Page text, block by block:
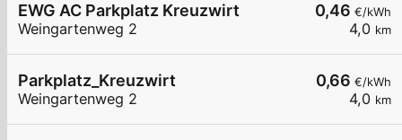
0,46 €/kWh
4,0 km
EWG AC Parkplatz Kreuzwirt
Weingartenweg 2
0,66 €/kWh
4,0 km
Parkplatz_Kreuzwirt
Weingartenweg 2